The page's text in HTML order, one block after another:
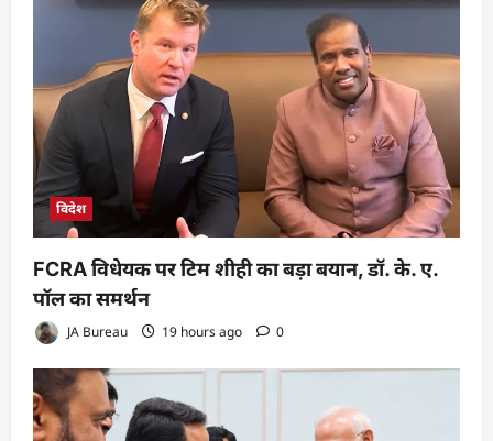
विदेश
FCRA विधेयक पर टिम शीही का बड़ा बयान, डॉ. के. ए.
पॉल का समर्थन
JA Bureau 19 hours ago 0